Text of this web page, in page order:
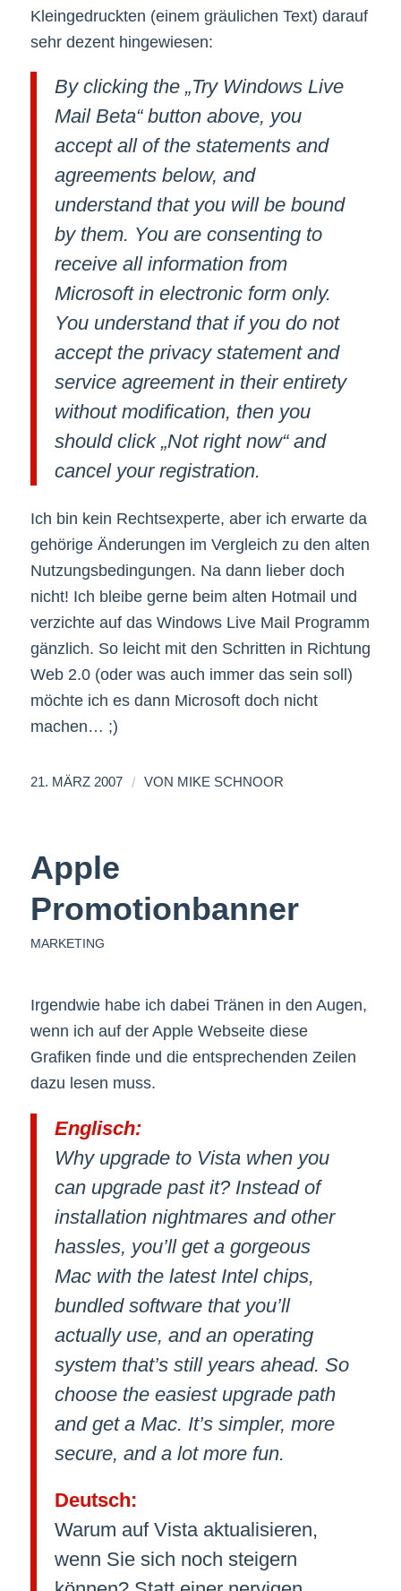
Kleingedruckten (einem gräulichen Text) darauf
sehr dezent hingewiesen:
By clicking the „Try Windows Live
Mail Beta“ button above, you
accept all of the statements and
agreements below, and
understand that you will be bound
by them. You are consenting to
receive all information from
Microsoft in electronic form only.
You understand that if you do not
accept the privacy statement and
service agreement in their entirety
without modification, then you
should click „Not right now“ and
cancel your registration.
Ich bin kein Rechtsexperte, aber ich erwarte da
gehörige Änderungen im Vergleich zu den alten
Nutzungsbedingungen. Na dann lieber doch
nicht! Ich bleibe gerne beim alten Hotmail und
verzichte auf das Windows Live Mail Programm
gänzlich. So leicht mit den Schritten in Richtung
Web 2.0 (oder was auch immer das sein soll)
möchte ich es dann Microsoft doch nicht
machen… ;)
21. MÄRZ 2007 / VON MIKE SCHNOOR
Apple
Promotionbanner
MARKETING
Irgendwie habe ich dabei Tränen in den Augen,
wenn ich auf der Apple Webseite diese
Grafiken finde und die entsprechenden Zeilen
dazu lesen muss.
Englisch:
Why upgrade to Vista when you
can upgrade past it? Instead of
installation nightmares and other
hassles, you’ll get a gorgeous
Mac with the latest Intel chips,
bundled software that you’ll
actually use, and an operating
system that’s still years ahead. So
choose the easiest upgrade path
and get a Mac. It’s simpler, more
secure, and a lot more fun.
Deutsch:
Warum auf Vista aktualisieren,
wenn Sie sich noch steigern